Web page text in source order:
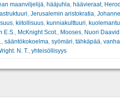
maanviljelijä hääjuhla häävieraat,
Jerusalemin aristokratia
kiitollisuus kunniakulttuuri
E.S. McKnight Scot. Mooses Nuori Daavid
sääntökokoelma syömäri tähkäpää
N. T. yhteisöllisyys